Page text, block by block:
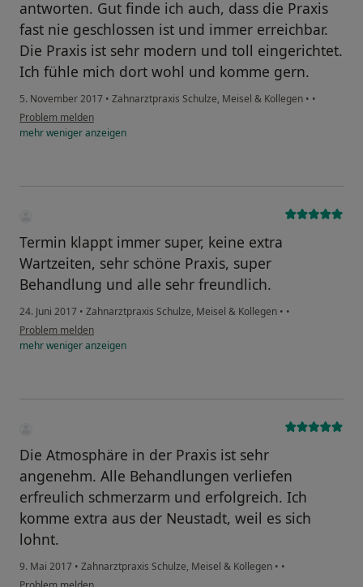
antworten. Gut finde ich auch, dass die Praxis
fast nie geschlossen ist und immer erreichbar.
Die Praxis ist sehr modern und toll eingerichtet.
Ich fühle mich dort wohl und komme gern.
5. November 2017 • Zahnarztpraxis Schulze, Meisel & Kollegen • •
Problem melden
mehrwenigeranzeigen
Termin klappt immer super, keine extra
Wartzeiten, sehr schöne Praxis, super
Behandlung und alle sehr freundlich.
24. Juni 2017 • Zahnarztpraxis Schulze, Meisel & Kollegen • •
Problem melden
mehrwenigeranzeigen
Die Atmosphäre in der Praxis ist sehr
angenehm. Alle Behandlungen verliefen
erfreulich schmerzarm und erfolgreich. Ich
komme extra aus der Neustadt, weil es sich
lohnt.
9. Mai 2017 • Zahnarztpraxis Schulze, Meisel & Kollegen • •